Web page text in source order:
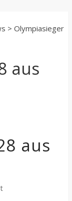
> Olympiasieger
aus
aus